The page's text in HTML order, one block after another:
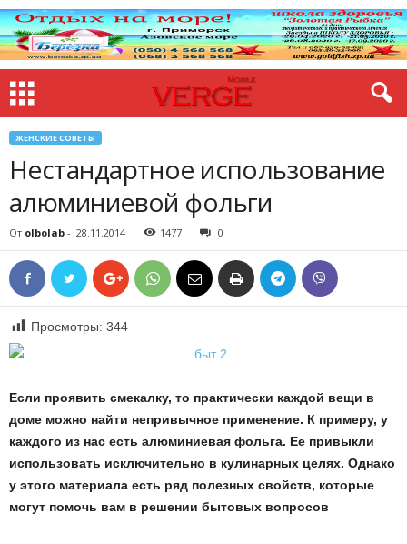
ЖЕНСКИЕ СОВЕТЫ
Нестандартное использование
алюминиевой фольги
От olbolab - 28.11.2014 1477 0
Просмотры: 344
Если проявить смекалку, то практически каждой вещи в
доме можно найти непривычное применение. К примеру, у
каждого из нас есть алюминиевая фольга. Ее привыкли
использовать исключительно в кулинарных целях. Однако
у этого материала есть ряд полезных свойств, которые
могут помочь вам в решении бытовых вопросов